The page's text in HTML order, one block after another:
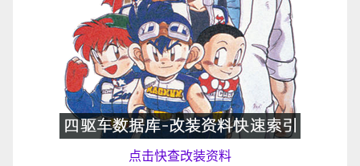
点击快查改装资料